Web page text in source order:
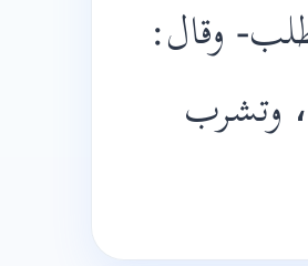
وقال:
وتشرب